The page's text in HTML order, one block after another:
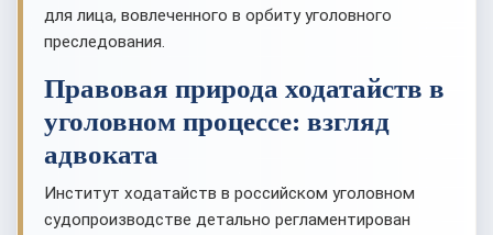
для лица, вовлеченного в орбиту уголовного
преследования.
Правовая природа ходатайств в
уголовном процессе: взгляд
адвоката
Институт ходатайств в российском уголовном
судопроизводстве детально регламентирован